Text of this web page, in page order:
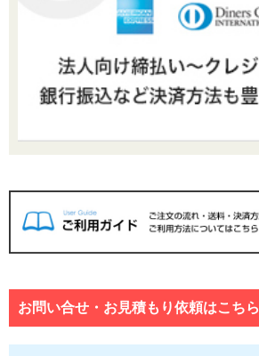
お問い合せ・お見積もり依頼はこちら